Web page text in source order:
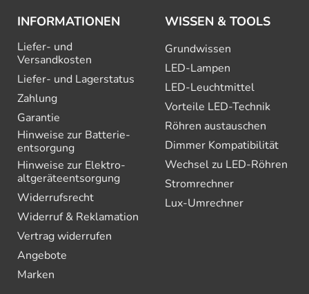
INFORMATIONEN
Liefer- und
Versandkosten
Liefer- und Lagerstatus
Zahlung
Garantie
Hinweise zur Batterie­
entsorgung
Hinweise zur Elektro­
altgeräte­entsorgung
Widerrufsrecht
Widerruf & Reklamation
Vertrag widerrufen
Angebote
Marken
WISSEN & TOOLS
Grundwissen
LED-Lampen
LED-Leuchtmittel
Vorteile LED-Technik
Röhren austauschen
Dimmer Kompatibilität
Wechsel zu LED-Röhren
Stromrechner
Lux-Umrechner